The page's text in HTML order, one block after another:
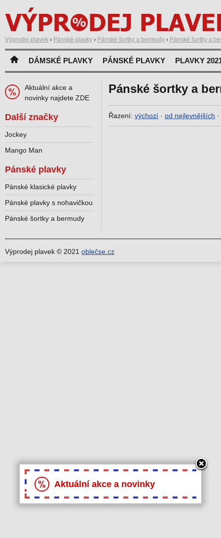
Výprodej plavek › Pánské plavky › Pánské šortky a bermudy › Pánské šortky a
DÁMSKÉ PLAVKY PÁNSKÉ PLAVKY PLAVKY
Pánské šortky a
Řazení: výchozí · od nejlevnějších ·
Aktuální akce a
novinky najdete ZDE
Další značky
Jockey
Mango Man
Pánské plavky
Pánské klasické plavky
Pánské plavky s nohavičkou
Pánské šortky a bermudy
Výprodej plavek © 2021 oblečse.cz
Aktuální akce a novinky